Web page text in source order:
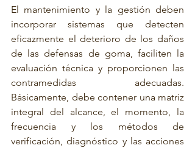
El mantenimiento y la gestión deben
incorporar sistemas que detecten
eficazmente el deterioro de los daños
de las defensas de goma, faciliten la
evaluación técnica y proporcionen las
contramedidas adecuadas.
Básicamente, debe contener una matriz
integral del alcance, el momento, la
frecuencia y los métodos de
verificación, diagnóstico y las acciones